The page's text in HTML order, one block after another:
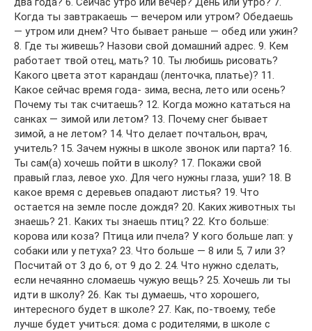
Когда ты завтракаешь — вечером или утром? Обедаешь
— утром или днем? Что бывает раньше — обед или ужин?
8. Где ты живешь? Назови свой домашний адрес. 9. Кем
работает твой отец, мать? 10. Ты любишь рисовать?
Какого цвета этот карандаш (ленточка, платье)? 11.
Какое сейчас время года- зима, весна, лето или осень?
Почему ты так считаешь? 12. Когда можно кататься на
санках — зимой или летом? 13. Почему снег бывает
зимой, а не летом? 14. Что делает почтальон, врач,
учитель? 15. Зачем нужны в школе звонок или парта? 16.
Ты сам(а) хочешь пойти в школу? 17. Покажи свой
правый глаз, левое ухо. Для чего нужны глаза, уши? 18. В
какое время с деревьев опадают листья? 19. Что
остается на земле после дождя? 20. Каких животных ты
знаешь? 21. Каких ты знаешь птиц? 22. Кто больше:
корова или коза? Птица или пчела? У кого больше лап: у
собаки или у петуха? 23. Что больше — 8 или 5, 7 или 3?
Посчитай от 3 до 6, от 9 до 2. 24. Что нужно сделать,
если нечаянно сломаешь чужую вещь? 25. Хочешь ли ты
идти в школу? 26. Как ты думаешь, что хорошего,
интересного будет в школе? 27. Как, по-твоему, тебе
лучше будет учиться: дома с родителями, в школе с